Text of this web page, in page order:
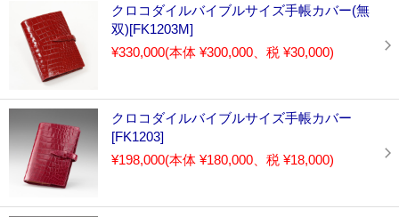
クロコダイルバイブルサイズ手帳カバー(無
双)[FK1203M]
¥330,000(本体 ¥300,000、税 ¥30,000)
クロコダイルバイブルサイズ手帳カバー
[FK1203]
¥198,000(本体 ¥180,000、税 ¥18,000)